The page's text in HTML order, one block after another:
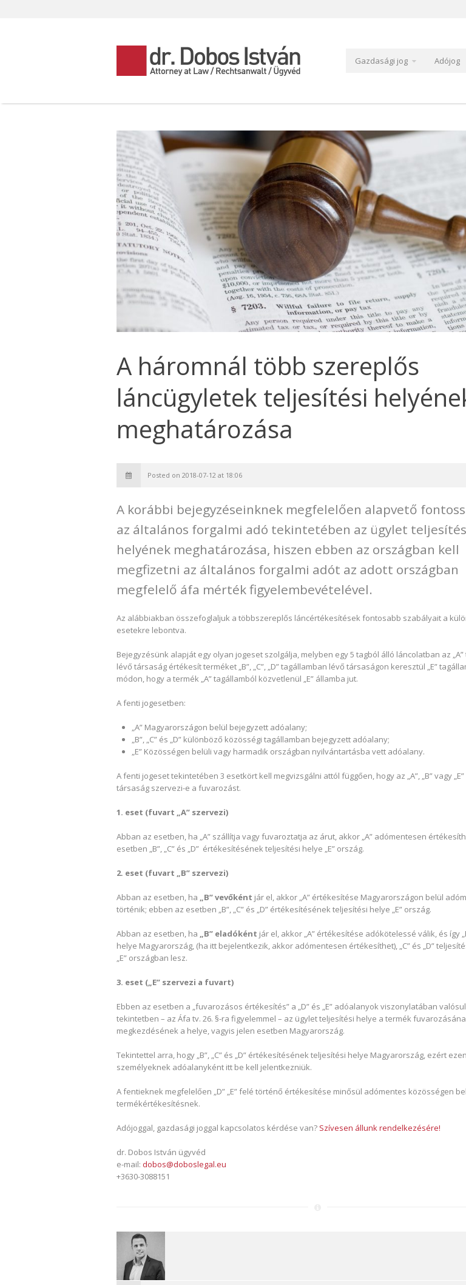
Gazdasági jog Adójog
A háromnál több szereplős
láncügyletek teljesítési
meghatározása
Posted on 2018-07-12 at 18:06
A korábbi bejegyzéseinknek megfelelően alapvető
az általános forgalmi adó tekintetében az ügylet
helyének meghatározása, hiszen ebben az országban kell
megfizetni az általános forgalmi adót az adott országban
megfelelő áfa mérték figyelembevételével.
Az alábbiakban összefoglaljuk a többszereplős láncértékesítések fontosabb szabályait a
esetekre lebontva.
Bejegyzésünk alapját egy olyan jogeset szolgálja, melyben egy 5 tagból álló láncolatban az
lévő társaság értékesít terméket „B”, „C”, „D” tagállamban lévő társaságon keresztül „E”
módon, hogy a termék „A” tagállamból közvetlenül „E” államba jut.
A fenti jogesetben:
„A” Magyarországon belül bejegyzett adóalany;
„B”, „C” és „D” különböző közösségi tagállamban bejegyzett adóalany;
„E” Közösségen belüli vagy harmadik országban nyilvántartásba vett adóalany.
A fenti jogeset tekintetében 3 esetkört kell megvizsgálni attól függően, hogy az „A”, „B” vagy
társaság szervezi-e a fuvarozást.
1. eset (fuvart „A” szervezi)
Abban az esetben, ha „A” szállítja vagy fuvaroztatja az árut, akkor „A” adómentesen
esetben „B”, „C” és „D” értékesítésének teljesítési helye „E” ország.
2. eset (fuvart „B” szervezi)
Abban az esetben, ha „B” vevőként jár el, akkor „A” értékesítése Magyarországon belül
történik; ebben az esetben „B”, „C” és „D” értékesítésének teljesítési helye „E” ország.
Abban az esetben, ha „B” eladóként jár el, akkor „A” értékesítése adókötelessé válik, és így
helye Magyarország, (ha itt bejelentkezik, akkor adómentesen értékesíthet), „C” és „D”
„E” országban lesz.
3. eset („E” szervezi a fuvart)
Ebben az esetben a „fuvarozásos értékesítés” a „D” és „E” adóalanyok viszonylatában
tekintetben – az Áfa tv. 26. §-ra figyelemmel – az ügylet teljesítési helye a termék
megkezdésének a helye, vagyis jelen esetben Magyarország.
Tekintettel arra, hogy „B”, „C” és „D” értékesítésének teljesítési helye Magyarország, ezért ezen
személyeknek adóalanyként itt be kell jelentkezniük.
A fentieknek megfelelően „D” „E” felé történő értékesítése minősül adómentes közösségen
termékértékesítésnek.
Adójoggal, gazdasági joggal kapcsolatos kérdése van? Szívesen állunk rendelkezésére!
dr. Dobos István ügyvéd
e-mail: dobos@doboslegal.eu
+3630-3088151